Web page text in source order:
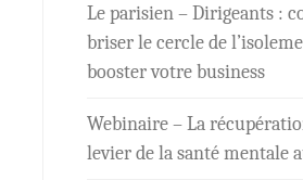
Le parisien – Dirigeants :
briser le cercle de
booster votre business
Webinaire – La
levier de la santé mentale